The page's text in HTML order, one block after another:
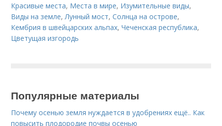
Красивые места, Места в мире, Изумительные виды,
Виды на земле,Лунный мост,Солнца на острове,
Кембрия в швейцарских альпах,Чеченская республика,
Цветущая изгородь
Популярные материалы
Почему осенью земля нуждается в удобрениях ещё.. Как
повысить плодородие почвы осенью